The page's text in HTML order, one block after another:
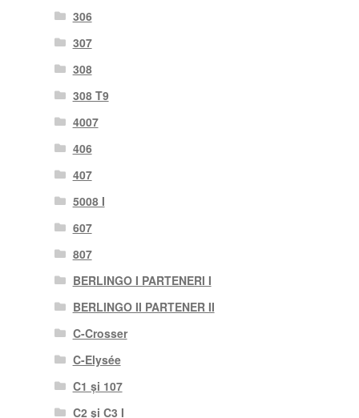
306
307
308
308 T9
4007
406
407
5008 I
607
807
BERLINGO I PARTENERI I
BERLINGO II PARTENER II
C-Crosser
C-Elysée
C1 și 107
C2 și C3 I